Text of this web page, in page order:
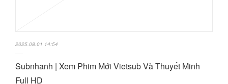
2025.08.01 14:54
Subnhanh | Xem Phim Mới Vietsub Và Thuyết Minh
Full HD